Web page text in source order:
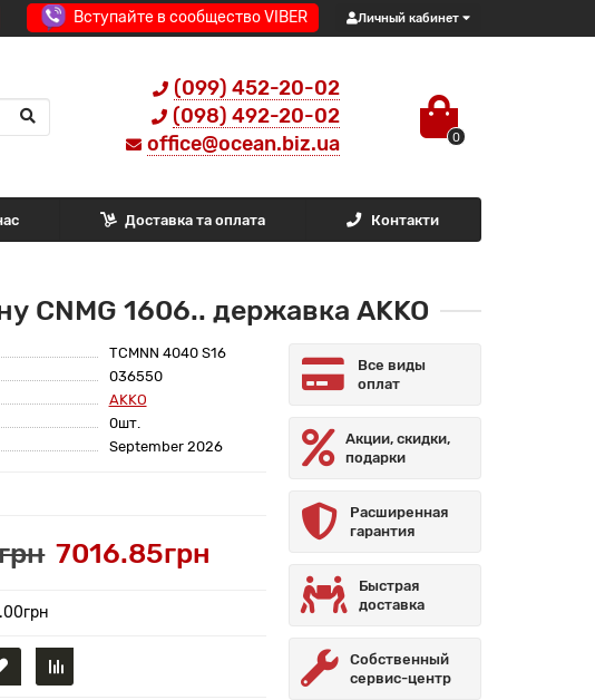
Вступайте в сообщество VIBER Личный кабинет
(099) 452-20-02
(098) 492-20-02
office@ocean.biz.ua
0
Доставка та оплата Контакти
CNMG 1606.. державка AKKO
TCMNN 4040 S16
036550
AKKO
0шт.
September 2026
7016.85грн
Все виды
оплат
Акции, скидки,
подарки
Расширенная
гарантия
Быстрая
доставка
Собственный
сервис-центр